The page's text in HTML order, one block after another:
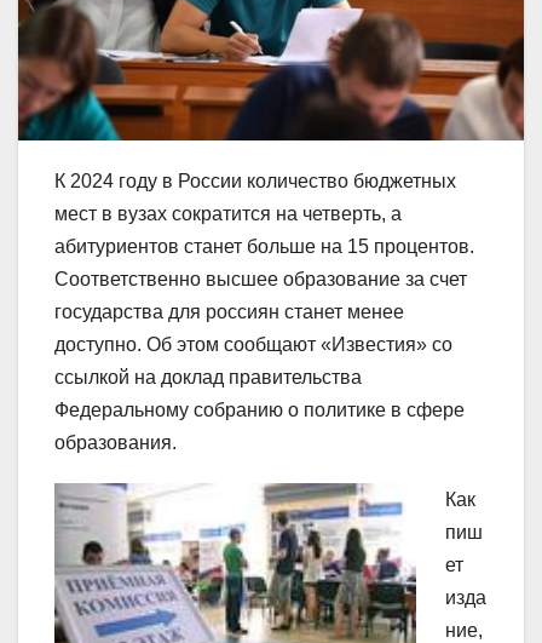
К 2024 году в России количество бюджетных
мест в вузах сократится на четверть, а
абитуриентов станет больше на 15 процентов.
Соответственно высшее образование за счет
государства для россиян станет менее
доступно. Об этом сообщают «Известия» со
ссылкой на доклад правительства
Федеральному собранию о политике в сфере
образования.
Как
пиш
ет
изда
ние,